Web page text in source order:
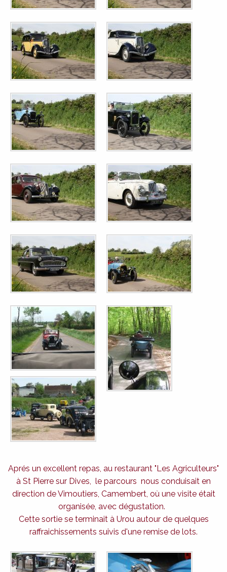
Aprés un excellent repas, au restaurant "Les Agriculteurs"
à St Pierre sur Dives, le parcours nous conduisait en
direction de Vimoutiers, Camembert, où une visite était
organisée, avec dégustation.
Cette sortie se terminait à Urou autour de quelques
raffraichissements suivis d'une remise de lots.